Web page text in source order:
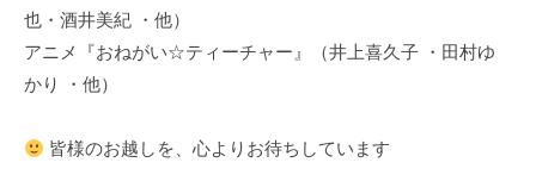
也・酒井美紀 ・他）
アニメ『おねがい☆ティーチャー』（井上喜久子 ・田村ゆ
かり ・他）
皆様のお越しを、心よりお待ちしています